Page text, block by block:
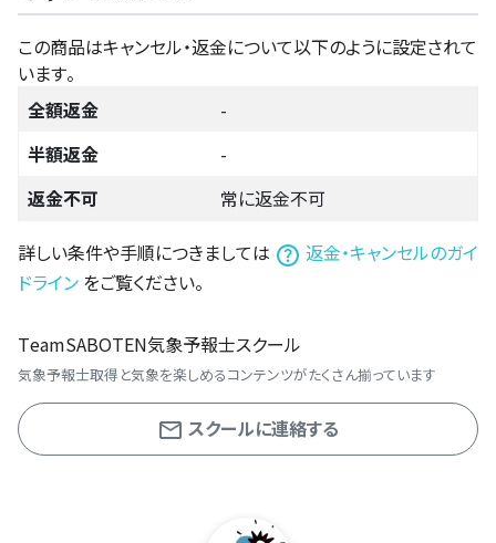
この商品はキャンセル・返金について以下のように設定されて
います。
全額返金
-
半額返金
-
返金不可
常に返金不可
詳しい条件や手順につきましては
返金・キャンセルのガイ
ドライン をご覧ください。
TeamSABOTEN気象予報士スクール
気象予報士取得と気象を楽しめるコンテンツがたくさん揃っています
スクールに連絡する